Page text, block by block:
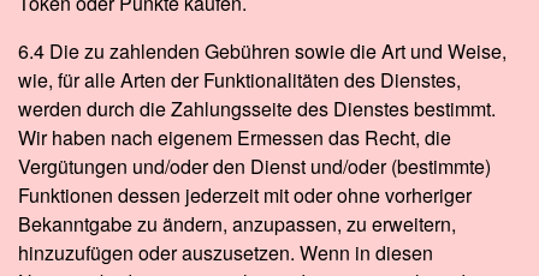
6.4 Die zu zahlenden Gebühren sowie die Art und Weise,
wie, für alle Arten der Funktionalitäten des Dienstes,
werden durch die Zahlungsseite des Dienstes bestimmt.
Wir haben nach eigenem Ermessen das Recht, die
Vergütungen und/oder den Dienst und/oder (bestimmte)
Funktionen dessen jederzeit mit oder ohne vorheriger
Bekanntgabe zu ändern, anzupassen, zu erweitern,
hinzuzufügen oder auszusetzen. Wenn in diesen